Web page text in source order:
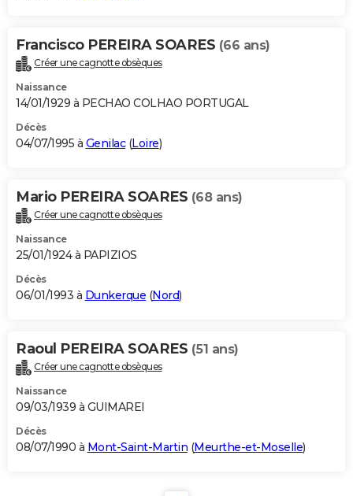
Francisco PEREIRA SOARES (66 ans)
Créer une cagnotte obsèques
Naissance
14/01/1929 à PECHAO COLHAO PORTUGAL
Décès
04/07/1995 à Genilac(Loire)
Mario PEREIRA SOARES (68 ans)
Créer une cagnotte obsèques
Naissance
25/01/1924 à PAPIZIOS
Décès
06/01/1993 à Dunkerque (Nord)
Raoul PEREIRA SOARES (51 ans)
Créer une cagnotte obsèques
Naissance
09/03/1939 à GUIMAREI
Décès
08/07/1990 à Mont-Saint-Martin (Meurthe-et-Moselle)